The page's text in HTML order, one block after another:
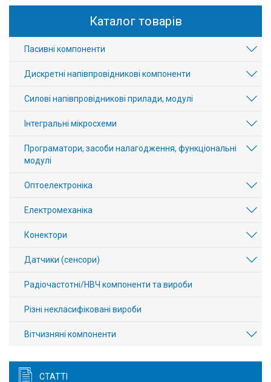
Каталог товарів
Пасивні компоненти
Дискретні напівпровідникові компоненти
Силові напівпровідникові прилади, модулі
Інтегральні мікросхеми
Програматори, засоби налагодження, функціональні
модулі
Оптоелектроніка
Електромеханіка
Конектори
Датчики (сенсори)
Радіочастотні/НВЧ компоненти та вироби
Різні некласифіковані вироби
Вітчизняні компоненти
СТАТТІ